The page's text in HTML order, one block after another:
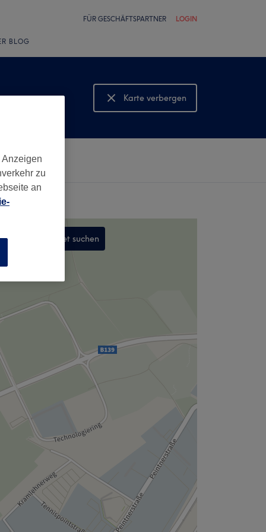
FÜR GESCHÄFTSPARTNER LOGIN
BLOG
Karte verbergen
Karte anzeigen
In diesem Gebiet suchen
zu
an